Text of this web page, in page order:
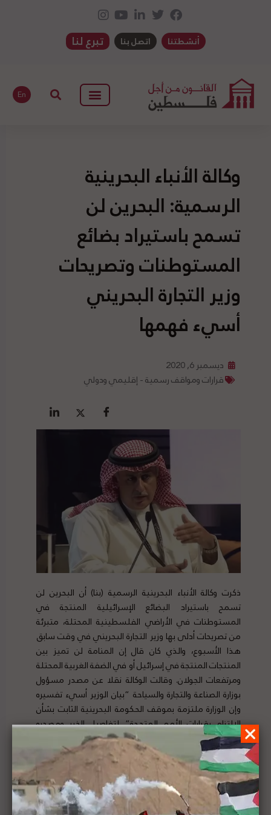
أنشطتنا اتصل بنا تبرع لنا
En
وكالة الأنباء البحرينية
الرسمية: البحرين لن
تسمح باستيراد بضائع
المستوطنات وتصريحات
وزير التجارة البحريني
أسيء فهمها
ديسمبر 6, 2020
قرارات ومواقف رسمية - إقليمي ودولي
ذكرت وكالة الأنباء البحرينية الرسمية (بنا) أن البحرين لن
تسمح باستيراد البضائع الإسرائيلية المنتجة في
المستوطنات في الأراضي الفلسطينية المحتلة، متبرئة
من تصريحات أدلى بها وزير التجارة البحريني في وقت سابق
هذا الأسبوع، والذي كان قال إن المنامة لن تميز بين
المنتجات المنتجة في إسرائيل أو في الضفة الغربية المحتلة
ومرتفعات الجولان. وقالت الوكالة نقلا عن مصدر مسؤول
بوزارة الصناعة والتجارة والسياحة “بيان الوزير أسيء تفسيره
وإن الوزارة ملتزمة بموقف الحكومة البحرينية الثابت بشأن
الالتزام بقرارات الأمم المتحدة”. لتفاصيل الخبر ومصدره
الأصلي،هنا
وزارة الخارجية البحرينية: حل الصراع الفلسطيني من